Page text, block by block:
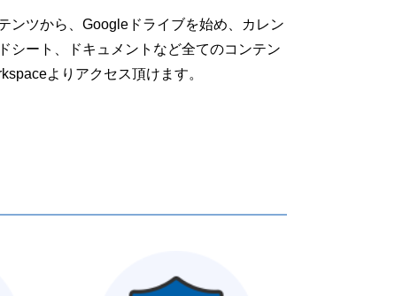
ンツから、Googleドライブを始め、カレン
シート、ドキュメントなど全てのコンテン
よりアクセス頂けます。